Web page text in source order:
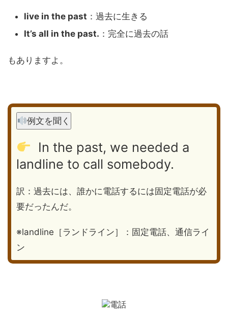
live in the past ：過去に生きる
It’s all in the past. ：完全に過去の話
もありますよ。
例文を聞く
In the past, we needed a
landline to call somebody.
訳：過去には、誰かに電話するには固定電話が必
要だったんだ。
※landline［ランドライン］：固定電話、通信ライ
ン